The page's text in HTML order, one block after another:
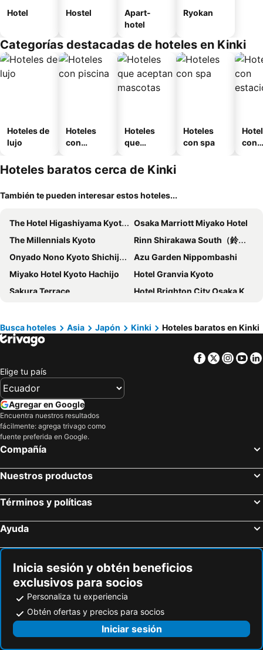
Hotel Hostel
Apart-
hotel
Ryokan
Categorías destacadas de hoteles en Kinki
Hoteles de
lujo
Hoteles
con
Hoteles
que
mascotas
Hoteles
con spa
con
Hoteles baratos cerca de Kinki
También te pueden interesar estos hoteles...
The Hotel Higashiyama Kyoto Tokyu
Osaka Marriott Miyako Hotel
The Millennials Kyoto
Rinn Shirakawa South（鈴ホテル 白川南）
Onyado Nono Kyoto Shichijo Natural Hot Spring
Azu Garden Nippombashi
Miyako Hotel Kyoto Hachijo
Hotel Granvia Kyoto
Sakura Terrace
Hotel Brighton City Osaka Kitahama
Hotel Vista Osaka Namba
Nesta Resort Kobe
Suzuka Circuit Hotel
Spa World HOTEL&RESORT
OMO Kansai Airport by Hoshino Resorts
ANA Holiday Inn Kobe Sanda by IHG
Hotel Crest Ibaraki
APA HOTEL＆RESORT〈OSAKA NAMBA EKIMAE TOWER〉
Star Gate Hotel Kansai Airport
OMO3 Kyoto Toji by Hoshino Resorts
APA Hotel & Resort Osaka Umeda Eki Tower
Hotel M's Plus Shijo Omiya
Grand Prince Hotel Osaka Bay
Toyoko Inn Banshu Ako Ekimae
Miyako Hotel Yokkaichi
Hikone Castle Resort & Spa
Kyoto U-BELL Hotel
Hotel Plaza Kobe
Hotel Plaza Osaka
Hotel Hankyu RESPIRE OSAKA
Peanuts Hotel
Fairfield By Marriott Hyogo Awaji Higashiura
Hotel Aru Kyoto Sanjo Kiyamachi Do-ri
HOTEL LiVEMAX Kyoto Kamogawamae
Busca hoteles Asia Japón Kinki Hoteles baratos en Kinki
Facebook
Twitter
Elige tu país
Agregar en Google
Encuentra nuestros resultados
fácilmente: agrega trivago como
fuente preferida en Google.
Compañía
Nuestros productos
Términos y políticas
Ayuda
Inicia sesión y obtén beneficios
exclusivos para socios
Personaliza tu experiencia
Obtén ofertas y precios para socios
Iniciar sesión